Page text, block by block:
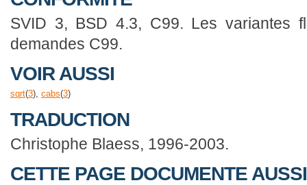
SVID 3, BSD 4.3, C99. Les variantes
demandes C99.
VOIR AUSSI
sqrt(3), cabs(3)
TRADUCTION
Christophe Blaess, 1996-2003.
CETTE PAGE DOCUMENTE